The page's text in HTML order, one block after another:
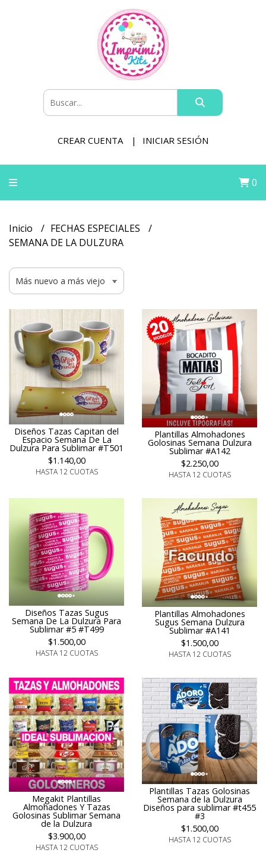
CREAR CUENTA INICIAR SESIÓN
0
Inicio
FECHAS ESPECIALES
SEMANA DE LA DULZURA
Diseños Tazas Capitan del
Espacio Semana De La
Dulzura Para Sublimar #T501
$1.140,00
HASTA 12 CUOTAS
Plantillas Almohadones
Golosinas Semana Dulzura
Sublimar #A142
$2.250,00
HASTA 12 CUOTAS
Diseños Tazas Sugus
Semana De La Dulzura Para
Sublimar #5 #T499
$1.500,00
HASTA 12 CUOTAS
Plantillas Almohadones
Sugus Semana Dulzura
Sublimar #A141
$1.500,00
HASTA 12 CUOTAS
Megakit Plantillas
Almohadones Y Tazas
Golosinas Sublimar Semana
de la Dulzura
$3.900,00
HASTA 12 CUOTAS
Plantillas Tazas Golosinas
Semana de la Dulzura
Diseños para sublimar #t455
#3
$1.500,00
HASTA 12 CUOTAS